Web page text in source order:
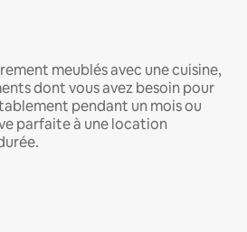
meublés avec une cuisine,
dont vous avez besoin pour
pendant un mois ou
parfaite à une location